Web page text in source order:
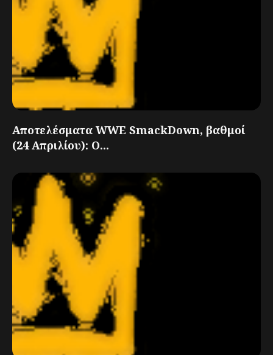
Αποτελέσματα WWE SmackDown, βαθμοί
(24 Απριλίου): Ο...